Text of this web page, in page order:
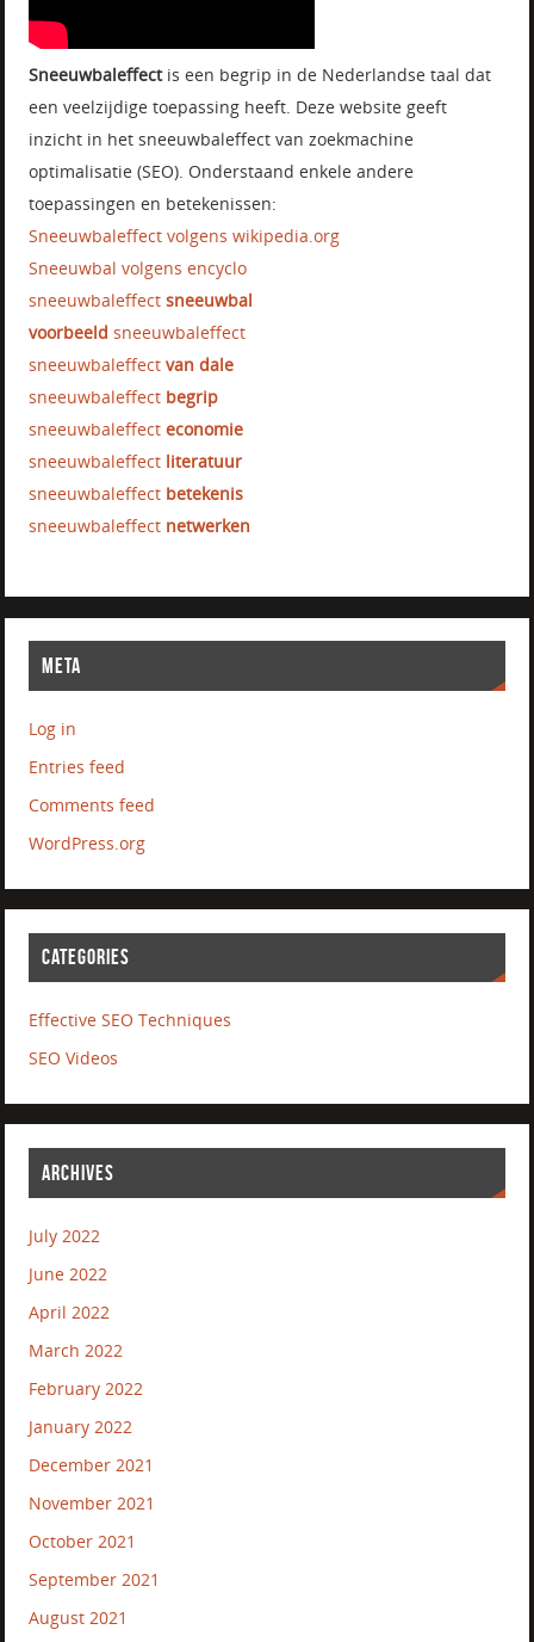
Sneeuwbaleffectis een begrip in de Nederlandse taal dat
een veelzijdige toepassing heeft. Deze website geeft
inzicht in het sneeuwbaleffect van zoekmachine
optimalisatie (SEO). Onderstaand enkele andere
toepassingen en betekenissen:
Sneeuwbaleffect volgens wikipedia.org
Sneeuwbal volgens encyclo
sneeuwbaleffectsneeuwbal
voorbeeld sneeuwbaleffect
sneeuwbaleffectvan dale
sneeuwbaleffect begrip
sneeuwbaleffecteconomie
sneeuwbaleffect literatuur
sneeuwbaleffect betekenis
sneeuwbaleffect netwerken
META
Log in
Entries feed
Comments feed
WordPress.org
CATEGORIES
Effective SEO Techniques
SEO Videos
ARCHIVES
July 2022
June 2022
April 2022
March 2022
February 2022
January 2022
December 2021
November 2021
October 2021
September 2021
August 2021